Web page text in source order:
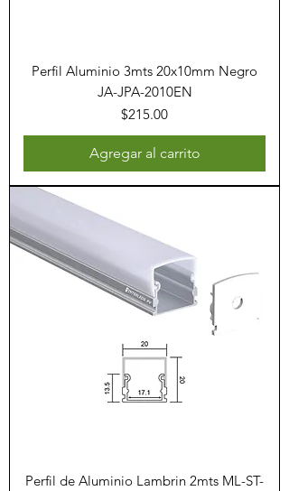
Perfil Aluminio 3mts 20x10mm Negro
JA-JPA-2010EN
Precio
$215.00
Agregar al carrito
Perfil de Aluminio Lambrin 2mts ML-ST-